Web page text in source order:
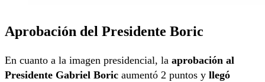
Aprobación del Presidente Boric
En cuanto a la imagen presidencial, la aprobación al
Presidente Gabriel Boric aumentó 2 puntos y llegó